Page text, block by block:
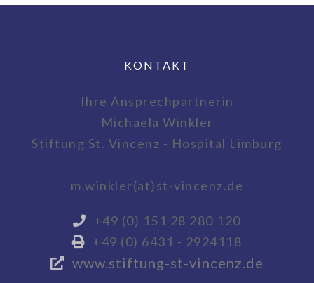
KONTAKT
Ihre Ansprechpartnerin
Michaela Winkler
Stiftung St. Vincenz - Hospital Limburg
m.winkler(at)st-vincenz.de
+49 (0) 151 28 280 120
+49 (0) 6431 - 2924118
www.stiftung-st-vincenz.de